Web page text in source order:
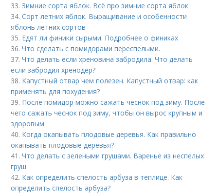
33.Зимние сорта яблок. Всё про зимние сорта яблок
34.Сорт летних яблок. Выращивание и особенности
яблонь летних сортов
35. Едят ли финики сырыми. Подробнее о финиках
36.Что сделать с помидорами переспелыми.
37.Что делать если хреновина забродила. Что делать
если забродил хренодер?
38. Капустный отвар чем полезен. Капустный отвар: как
применять для похудения?
39. После помидор можно сажать чеснок под зиму. После
чего сажать чеснок под зиму, чтобы он вырос крупным и
здоровым
40. Когда окапывать плодовые деревья. Как правильно
окапывать плодовые деревья?
41.Что делать с зелеными грушами. Варенье из неспелых
груш
42. Как определить спелость арбуза в теплице. Как
определить спелость арбуза?